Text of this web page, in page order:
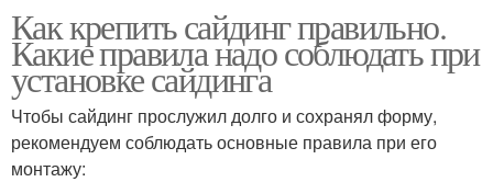
Как крепить сайдинг правильно.
Какие правила надо соблюдать при
установке сайдинга
Чтобы сайдинг прослужил долго и сохранял форму,
рекомендуем соблюдать основные правила при его
монтажу: